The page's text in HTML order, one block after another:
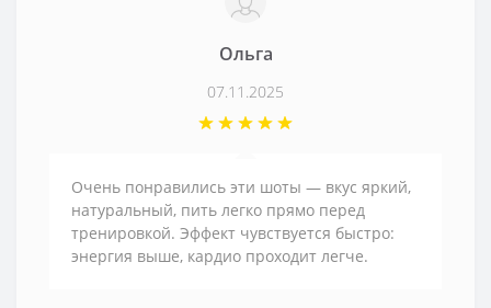
Ольга
07.11.2025
Очень понравились эти шоты — вкус яркий,
натуральный, пить легко прямо перед
тренировкой. Эффект чувствуется быстро:
энергия выше, кардио проходит легче.